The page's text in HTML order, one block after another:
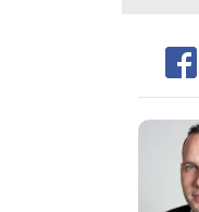
Share